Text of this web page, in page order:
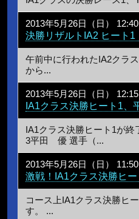
2013年5月26日（日） 12:40
決勝リザルトIA2 ヒート1
午前中に行われたIA2クラ
から...
2013年5月26日（日） 12:15
IA1クラス決勝ヒート1、
IA1クラス決勝ヒート1が
3平田 優 選手（...
2013年5月26日（日） 11:50
激戦！IA1クラス決勝ヒ
コース上IA1クラス決勝ヒ
す。 ...